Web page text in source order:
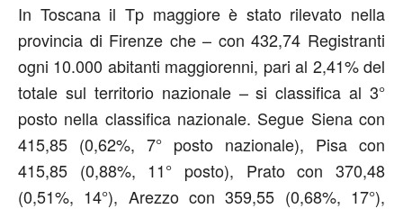
In Toscana il Tp maggiore è stato rilevato nella
provincia di Firenze che – con 432,74 Registranti
ogni 10.000 abitanti maggiorenni, pari al 2,41% del
totale sul territorio nazionale – si classifica al 3°
posto nella classifica nazionale. Segue Siena con
415,85 (0,62%, 7° posto nazionale), Pisa con
415,85 (0,88%, 11° posto), Prato con 370,48
(0,51%, 14°), Arezzo con 359,55 (0,68%, 17°),